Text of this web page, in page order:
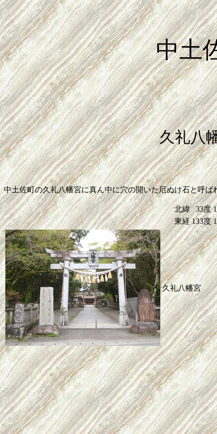
中土
久礼八
中土佐町の久礼八幡宮に真ん中に穴の開いた厄ぬけ石と呼ば
北緯 33度
東経 133度
久礼八幡宮